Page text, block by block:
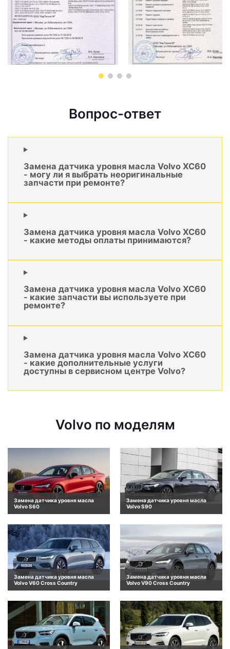
Вопрос-ответ
Замена датчика уровня масла Volvo XC60
- могу ли я выбрать неоригинальные
запчасти при ремонте?
Замена датчика уровня масла Volvo XC60
- какие методы оплаты принимаются?
Замена датчика уровня масла Volvo XC60
- какие запчасти вы используете при
ремонте?
Замена датчика уровня масла Volvo XC60
- какие дополнительные услуги
доступны в сервисном центре Volvo?
Volvo по моделям
Замена датчика уровня масла
Volvo S60
Замена датчика уровня масла
Volvo S90
Замена датчика уровня масла
Volvo V60 Cross Country
Замена датчика уровня масла
Volvo V90 Cross Country